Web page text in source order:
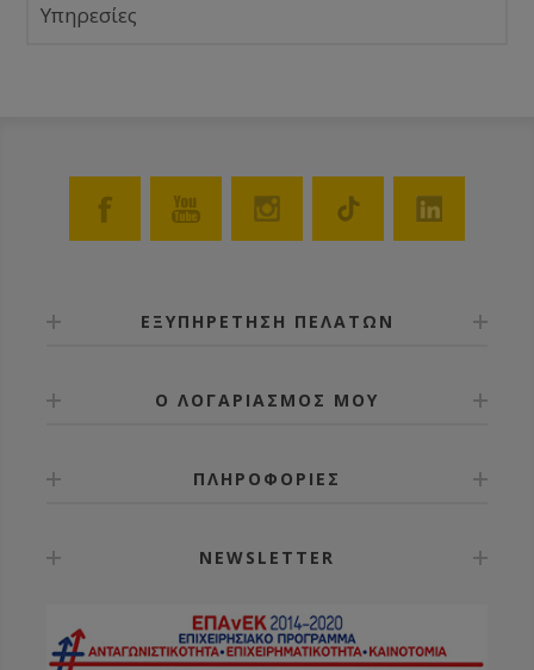
Υπηρεσίες
ΕΞΥΠΗΡΕΤΗΣΗ ΠΕΛΑΤΩΝ
Ο ΛΟΓΑΡΙΑΣΜΟΣ ΜΟΥ
ΠΛΗΡΟΦΟΡΙΕΣ
NEWSLETTER